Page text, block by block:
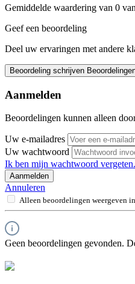
Gemiddelde waardering van 0
Geef een beoordeling
Deel uw ervaringen met andere
Beoordeling schrijven
Aanmelden
Beoordelingen kunnen alleen
Uw e-mailadres
Uw wachtwoord
Ik ben mijn wachtwoord vergeten.
Aanmelden
Annuleren
Alleen beoordelingen weergeven
Geen beoordelingen gevonden.